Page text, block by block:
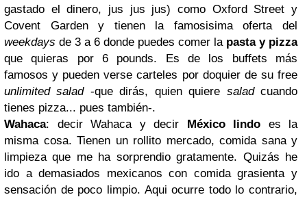
gastado el dinero, jus jus jus) como Oxford Street y
Covent Garden y tienen la famosisima oferta del
weekdays de 3 a 6 donde puedes comer la pasta y pizza
que quieras por 6 pounds. Es de los buffets más
famosos y pueden verse carteles por doquier de su free
unlimited salad-que dirás, quien quiere saladcuando
tienes pizza... pues también-.
Wahaca: decir Wahaca y decir México lindo es la
misma cosa. Tienen un rollito mercado, comida sana y
limpieza que me ha sorprendio gratamente. Quizás he
ido a demasiados mexicanos con comida grasienta y
sensación de poco limpio. Aqui ocurre todo lo contrario,